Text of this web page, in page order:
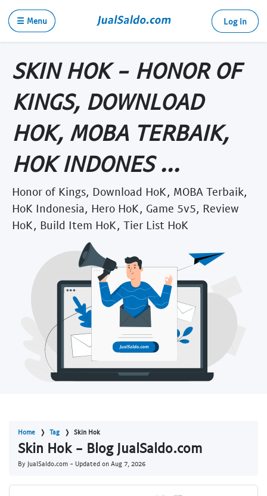
☰ Menu Log in
SKIN HOK - HONOR OF
KINGS, DOWNLOAD
HOK, MOBA TERBAIK,
HOK INDONES ...
Honor of Kings, Download HoK, MOBA Terbaik,
HoK Indonesia, Hero HoK, Game 5v5, Review
HoK, Build Item HoK, Tier List HoK
Home Tag Skin Hok
Skin Hok - Blog JualSaldo.com
By JualSaldo.com - Updated on Aug 7, 2026